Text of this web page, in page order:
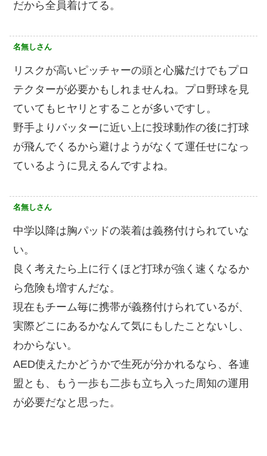
だから全員着けてる。
名無しさん
リスクが高いピッチャーの頭と心臓だけでもプロ
テクターが必要かもしれませんね。プロ野球を見
ていてもヒヤリとすることが多いですし。
野手よりバッターに近い上に投球動作の後に打球
が飛んでくるから避けようがなくて運任せになっ
ているように見えるんですよね。
名無しさん
中学以降は胸パッドの装着は義務付けられていな
い。
良く考えたら上に行くほど打球が強く速くなるか
ら危険も増すんだな。
現在もチーム毎に携帯が義務付けられているが、
実際どこにあるかなんて気にもしたことないし、
わからない。
AED使えたかどうかで生死が分かれるなら、各連
盟とも、もう一歩も二歩も立ち入った周知の運用
が必要だなと思った。